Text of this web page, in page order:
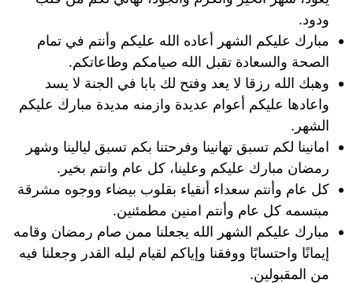
ودود.
مبارك عليكم الشهر أعاده الله عليكم وأنتم في تمام
الصحة والسعادة تقبل الله صيامكم وطاعاتكم.
وهبك الله رزقا لا يعد وفتح لك بابا في الجنة لا يسد
واعادها عليكم أعوام عديدة وازمنه مديدة مبارك عليكم
الشهر.
امانينا لكم تسبق تهانينا وفرحتنا بكم تسبق ليالينا وشهر
رمضان مبارك عليكم وعلينا، كل عام وانتم بخير.
كل عام وأنتم سعداء أنقياء بقلوب بيضاء ووجوه مشرقة
مبتسمه كل عام وأنتم امنين مطمئنين.
مبارك عليكم الشهر الله يجعلنا ممن صام رمضان وقامه
إيمانًا واحتسابًا ووفقنا وإياكم لقيام ليله القدر وجعلنا فيه
من المقبولين.